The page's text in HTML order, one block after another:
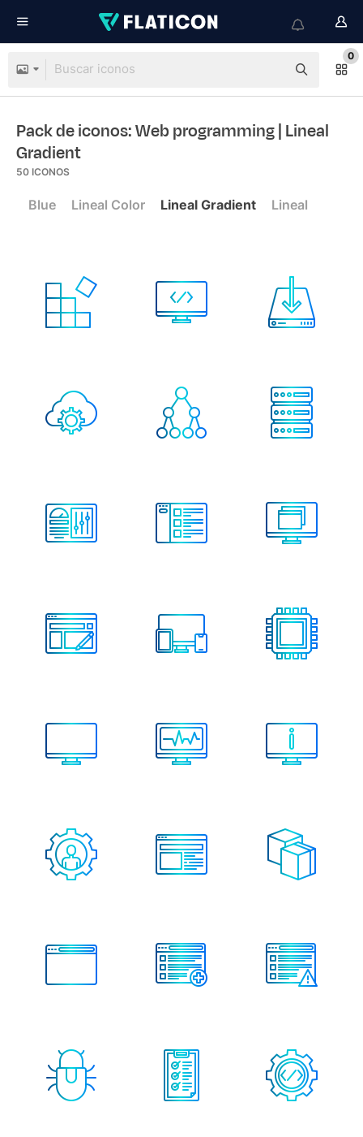
0
Pack de iconos: Web programming| Lineal
Gradient
50 ICONOS
Blue Lineal Color Lineal Gradient Lineal